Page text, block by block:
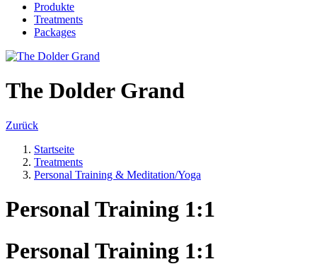
Produkte
Treatments
Packages
The Dolder Grand
Zurück
Startseite
Treatments
Personal Training & Meditation/Yoga
Personal Training 1:1
Personal Training 1:1